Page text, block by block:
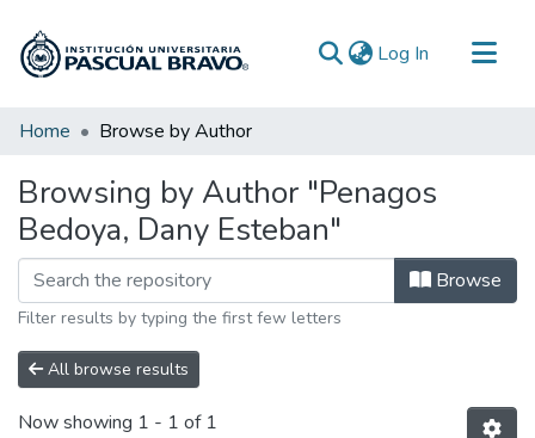
Log In (current)
Communities & Collections
Home Browse by Author
Browsing by Author "Penagos
Bedoya, Dany Esteban"
Browse
Filter results by typing the first few letters
All browse results
Now showing 1 - 1 of 1